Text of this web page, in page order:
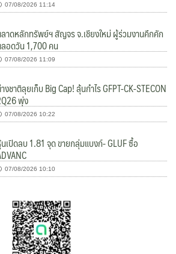
07/08/2026 11:14
าดหลักทรัพย์ฯ สัญจร จ.เชียงใหม่ ผู้ร่วมงานคึกคัก
อดวัน 1,700 คน
07/08/2026 11:09
งชาติลุยเก็บ Big Cap! ลุ้นกำไร GFPT-CK-STECON
พุ่ง
07/08/2026 10:22
เปิดลบ 1.81 จุด ขายกลุ่มแบงก์- GLUF ซื้อ
07/08/2026 10:10